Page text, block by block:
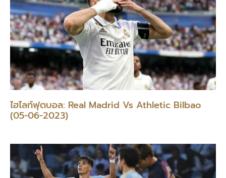
ไฮไลท์ฟุตบอล: Real Madrid Vs Athletic Bilbao
(05-06-2023)